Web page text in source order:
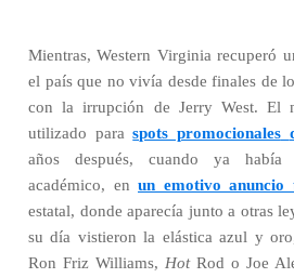
Mientras, Western Virginia recuperó
el país que no vivía desde finales de
con la irrupción de Jerry West. El
utilizado paraspots promocionales
años después, cuando ya
académico, en un emotivo anuncio
estatal, donde aparecía junto a otras
su día vistieron la elástica azul y
Ron Friz Williams, HotRod o Joe